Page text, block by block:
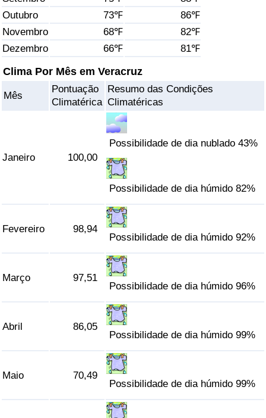
Outubro
73℉
86℉
Novembro
68℉
82℉
Dezembro
66℉ 81℉
Clima Por Mês em Veracruz
Mês
Pontuação
Climatérica
Resumo das Condições
Climatéricas
Janeiro 100,00
Possibilidade de dia nublado 43%
Possibilidade de dia húmido 82%
Fevereiro 98,94
Possibilidade de dia húmido 92%
Março 97,51
Possibilidade de dia húmido 96%
Abril 86,05
Possibilidade de dia húmido 99%
Maio 70,49
Possibilidade de dia húmido 99%
Saúde
Indicador de Saúde (Atual)
Indicador de Saúde por País
Indicador de Poluição (Atual)
Indicador de Poluição por País
Indicador de Trânsito (Atual)
Indicador de Trânsito por País